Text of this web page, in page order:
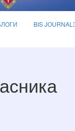
BIS JOURNAL